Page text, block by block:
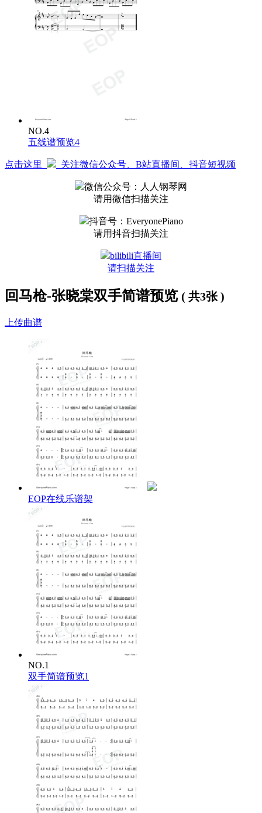
NO.4
五线谱预览4
点击这里 关注微信公众号、B站直播间、抖音短视频
微信公众号：人人钢琴网
请用微信扫描关注
抖音号：EveryonePiano
请用抖音扫描关注
bilibili直播间
请扫描关注
回马枪-张晓棠双手简谱预览 ( 共3张 )
上传曲谱
EOP在线乐谱架
NO.1
双手简谱预览1